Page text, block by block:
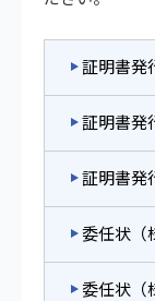
証明書発
証明書発
証明書発
委任状（
委任状（